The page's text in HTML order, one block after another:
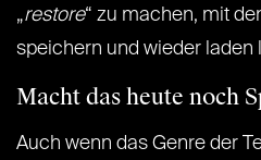
„restore“ zu machen, mit
speichern und wieder laden
Macht das heute noch
Auch wenn das Genre der